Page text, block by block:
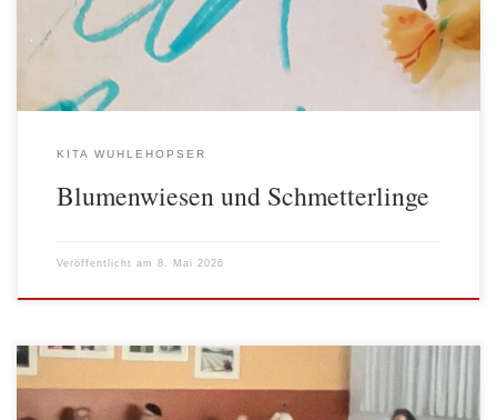
gestalteten sie eine Blumenwiese, auf der die […]
KITA WUHLEHOPSER
Blumenwiesen und Schmetterlinge
Veröffentlicht am 8. Mai 2026
Am 29. April 2026 fiel der Startschuss für unser neues Projekt